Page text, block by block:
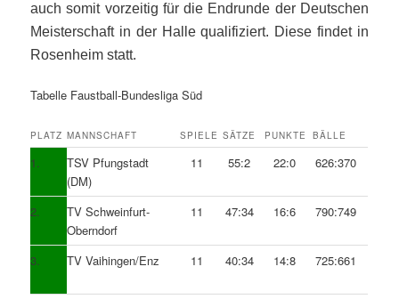
auch somit vorzeitig für die Endrunde der Deutschen
Meisterschaft in der Halle qualifiziert. Diese findet in
Rosenheim statt.
Tabelle Faustball-Bundesliga Süd
PLATZ MANNSCHAFT SPIELE SÄTZE PUNKTE BÄLLE
1.
TSV Pfungstadt
(DM)
11 55:2 22:0 626:370
2.
TV Schweinfurt-
Oberndorf
11 47:34 16:6 790:749
3. TV Vaihingen/Enz 11 40:34 14:8 725:661